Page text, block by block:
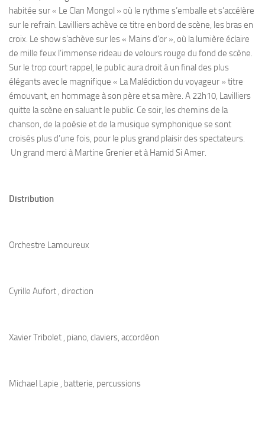
habitée sur « Le Clan Mongol » où le rythme s’emballe et s’accélère
sur le refrain. Lavilliers achève ce titre en bord de scène, les bras en
croix. Le show s’achève sur les « Mains d’or », où la lumière éclaire
de mille feux l’immense rideau de velours rouge du fond de scène.
Sur le trop court rappel, le public aura droit à un final des plus
élégants avec le magnifique « La Malédiction du voyageur » titre
émouvant, en hommage à son père et sa mère. A 22h10, Lavilliers
quitte la scène en saluant le public. Ce soir, les chemins de la
chanson, de la poésie et de la musique symphonique se sont
croisés plus d’une fois, pour le plus grand plaisir des spectateurs.
Un grand merci à Martine Grenier et à Hamid Si Amer.
Distribution
Orchestre Lamoureux
Cyrille Aufort , direction
Xavier Tribolet , piano, claviers, accordéon
Michael Lapie , batterie, percussions